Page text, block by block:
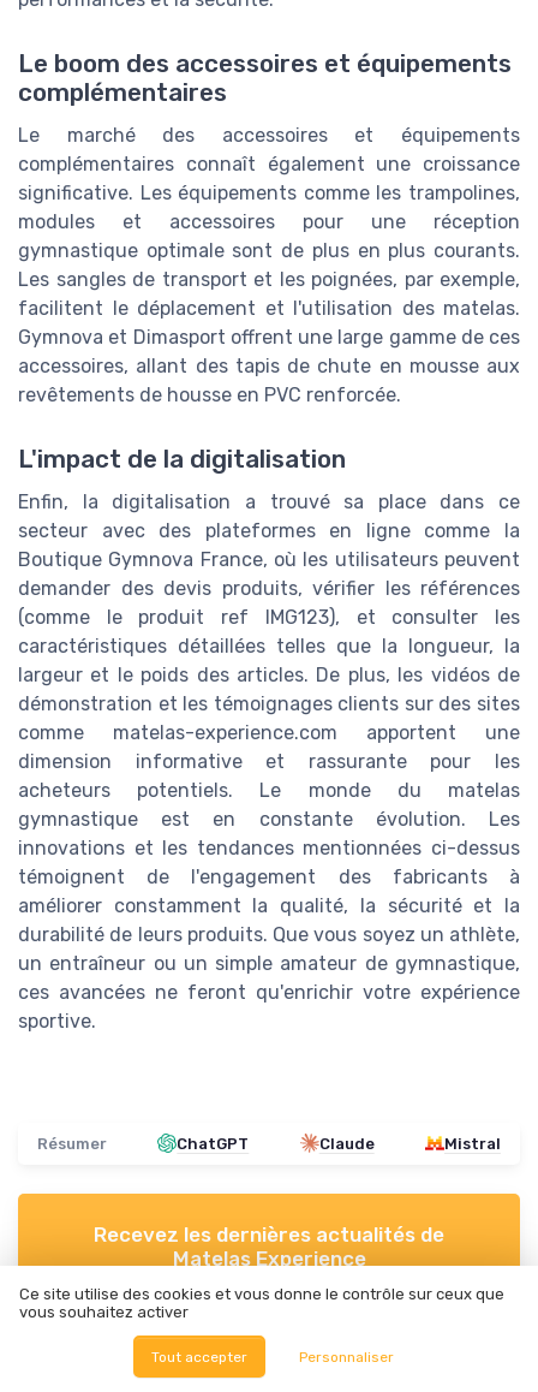
Le boom des accessoires et équipements
complémentaires
Le marché des accessoires et équipements
complémentaires connaît également une croissance
significative. Les équipements comme les trampolines,
modules et accessoires pour une réception
gymnastique optimale sont de plus en plus courants.
Les sangles de transport et les poignées, par exemple,
facilitent le déplacement et l'utilisation des matelas.
Gymnova et Dimasport offrent une large gamme de ces
accessoires, allant des tapis de chute en mousse aux
revêtements de housse en PVC renforcée.
L'impact de la digitalisation
Enfin, la digitalisation a trouvé sa place dans ce
secteur avec des plateformes en ligne comme la
Boutique Gymnova France, où les utilisateurs peuvent
demander des devis produits, vérifier les références
(comme le produit ref IMG123), et consulter les
caractéristiques détaillées telles que la longueur, la
largeur et le poids des articles. De plus, les vidéos de
démonstration et les témoignages clients sur des sites
comme matelas-experience.com apportent une
dimension informative et rassurante pour les
acheteurs potentiels. Le monde du matelas
gymnastique est en constante évolution. Les
innovations et les tendances mentionnées ci-dessus
témoignent de l'engagement des fabricants à
améliorer constamment la qualité, la sécurité et la
durabilité de leurs produits. Que vous soyez un athlète,
un entraîneur ou un simple amateur de gymnastique,
ces avancées ne feront qu'enrichir votre expérience
sportive.
Résumer ChatGPT Claude Mistral
Recevez les dernières actualités de
Matelas Experience
En remplissant ce formulaire, j’accepte d’être contacté(e) à
des fins commerciales par Matelas Experience et ses
Ce site utilise des cookies et vous donne le contrôle sur ceux que
vous souhaitez activer
Tout accepter Personnaliser